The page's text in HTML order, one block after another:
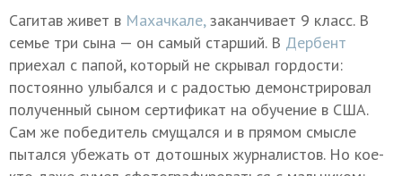
Сагитав живет в Махачкале,заканчивает 9 класс. В
семье три сына — он самый старший. В Дербент
приехал с папой, который не скрывал гордости:
постоянно улыбался и с радостью демонстрировал
полученный сыном сертификат на обучение в США.
Сам же победитель смущался и в прямом смысле
пытался убежать от дотошных журналистов. Но кое-